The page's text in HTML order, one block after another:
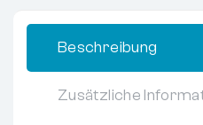
Beschreibung
Zusätzliche